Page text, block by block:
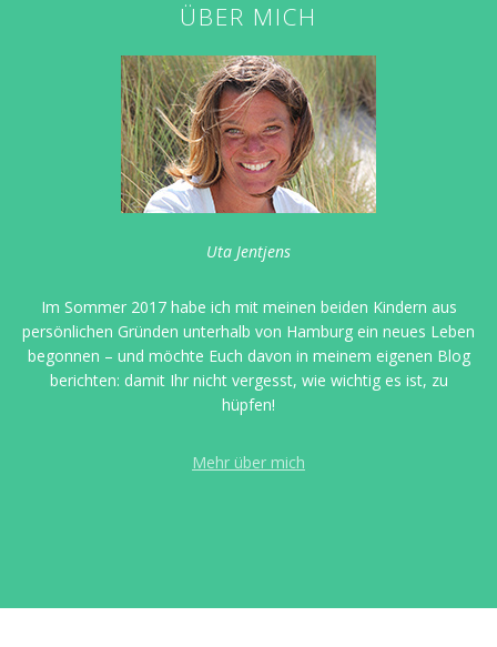
ÜBER MICH
Uta Jentjens
Im Sommer 2017 habe ich mit meinen beiden Kindern aus
persönlichen Gründen unterhalb von Hamburg ein neues Leben
begonnen – und möchte Euch davon in meinem eigenen Blog
berichten: damit Ihr nicht vergesst, wie wichtig es ist, zu
hüpfen!
Mehr über mich